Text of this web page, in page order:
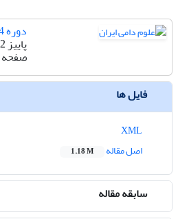
دوره 54، شماره 4
پاییز 1402
صفحه
فایل ها
اصل مقاله
1.18 M
سابقه مقاله